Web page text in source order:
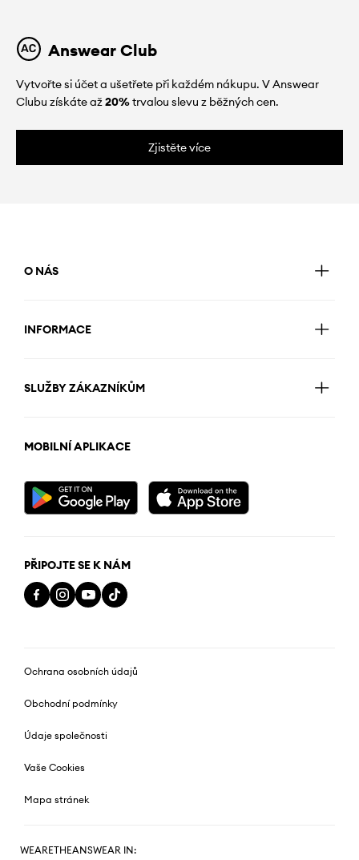
Answear Club
Vytvořte si účet a ušetřete při každém nákupu. V Answear
Clubu získáte až20%trvalou slevu z běžných cen.
Zjistěte více
O NÁS
INFORMACE
SLUŽBY ZÁKAZNÍKŮM
MOBILNÍ APLIKACE
PŘIPOJTE SE K NÁM
Ochrana osobních údajů
Obchodní podmínky
Údaje společnosti
Vaše Cookies
Mapa stránek
WEARETHEANSWEAR IN: